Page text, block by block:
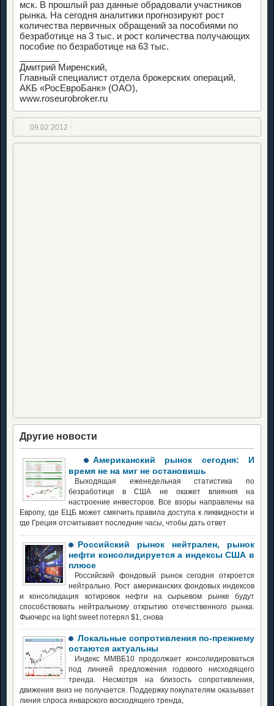
мск. В прошлый раз данные обрадовали участников
рынка. На сегодня аналитики прогнозируют рост
количества первичных обращений за пособиями по
безработице на 3 тыс. и рост количества получающих
пособие по безработице на 63 тыс.
Дмитрий Миренский,
Главный специалист отдела брокерских операций,
АКБ «РосЕвроБанк» (ОАО),
www.roseurobroker.ru
09.02.2012
Другие новости
Американский рынок сегодня: И
время не на миг не остановишь
Выходящая еженедельная статистика по
безработице в США не окажет влияния на
настроение инвесторов. Все взоры направлены на
Европу, где ЕЦБ может смягчить правила доступа к ликвидности и
где Греция отсчитывает последние часы, чтобы дать ответ
Российский рынок нейтрален, рынок
нефти консолидируется а индексы США в
плюсе
Российский фондовый рынок сегодня откроется
нейтрально. Рост американских фондовых индексов
и консолидация котировок нефти на сырьевом рынке будут
способствовать нейтральному открытию отечественного рынка.
Фьючерс на light sweet потерял $1, снова
Локальные сопротивления по-прежнему
остаются актуальны
Индекс ММВБ10 продолжает консолидироваться
под линией предложения годового нисходящего
тренда. Несмотря на близость сопротивления,
движения вниз не получается. Поддержку покупателям оказывает
линия спроса январского восходящего тренда,